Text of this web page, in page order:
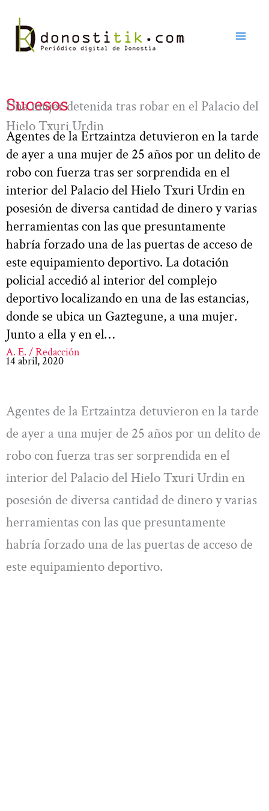
contenido
Sucesos
Una mujer detenida tras robar en el Palacio del
Hielo Txuri Urdin
Agentes de la Ertzaintza detuvieron en la tarde
de ayer a una mujer de 25 años por un delito de
robo con fuerza tras ser sorprendida en el
interior del Palacio del Hielo Txuri Urdin en
posesión de diversa cantidad de dinero y varias
herramientas con las que presuntamente
habría forzado una de las puertas de acceso de
este equipamiento deportivo. La dotación
policial accedió al interior del complejo
deportivo localizando en una de las estancias,
donde se ubica un Gaztegune, a una mujer.
Junto a ella y en el…
A. E. / Redacción
14 abril, 2020
Agentes de la Ertzaintza detuvieron en la tarde
de ayer a una mujer de 25 años por un delito de
robo con fuerza tras ser sorprendida en el
interior del Palacio del Hielo Txuri Urdin en
posesión de diversa cantidad de dinero y varias
herramientas con las que presuntamente
habría forzado una de las puertas de acceso de
este equipamiento deportivo.